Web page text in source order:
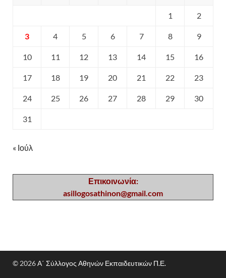
1 2
3 4 5 6 7 8 9
10 11 12 13 14 15 16
17 18 19 20 21 22 23
24 25 26 27 28 29 30
31
« Ιούλ
Επικοινωνία:
asillogosathinon@gmail.com
© 2026Α΄ Σύλλογος Αθηνών Εκπαιδευτικών Π.Ε.